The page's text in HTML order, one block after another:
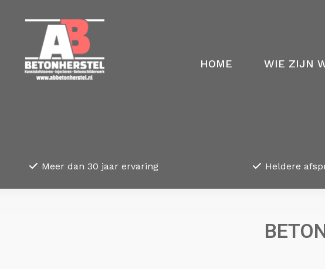
HOME WIE ZIJN
Meer dan 30 jaar ervaring Heldere